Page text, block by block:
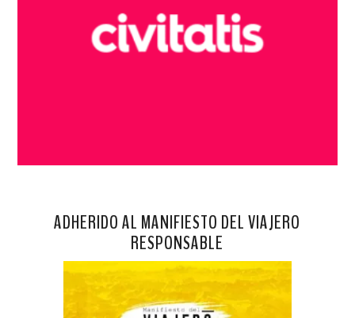
ADHERIDO AL MANIFIESTO DEL VIAJERO
RESPONSABLE